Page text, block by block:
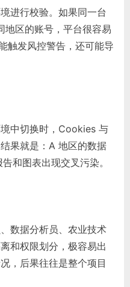
进行校验。如果同一台
地区的账号，平台很容易
触发风控警告，还可能导
中切换时，Cookies 与
果就是：A 地区的数据
和图表出现交叉污染。
数据分析员、农业技术
和权限划分，极容易出
，后果往往是整个项目